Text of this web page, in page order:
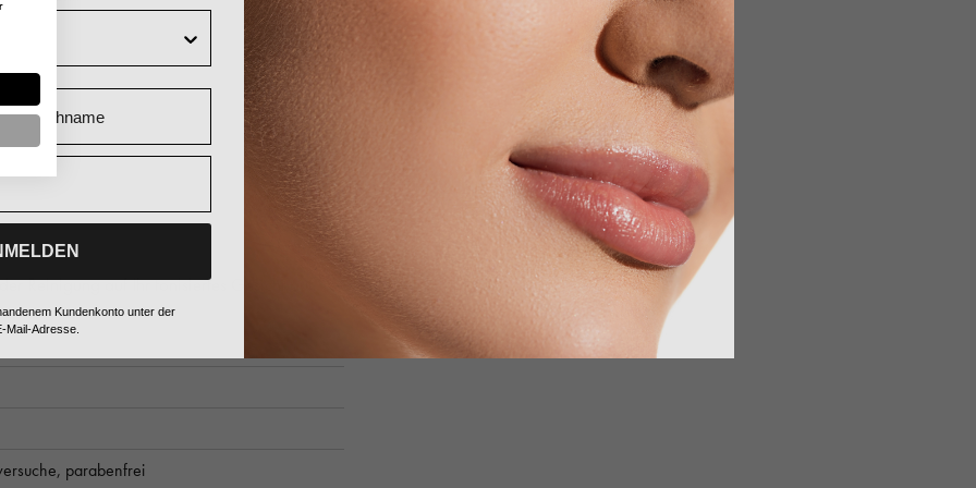
Reinigung auf Ihr tonisiertes Gesicht auf.
parabenfrei
Nachname
Mail-Adresse.